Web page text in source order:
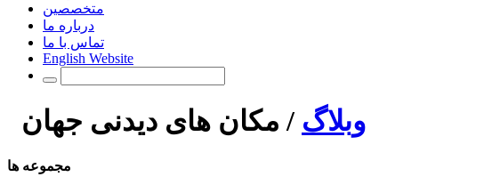
متخصصین
درباره ما
تماس با ما
English Website
وبلاگ / مکان های دیدنی جهان
مجموعه ها